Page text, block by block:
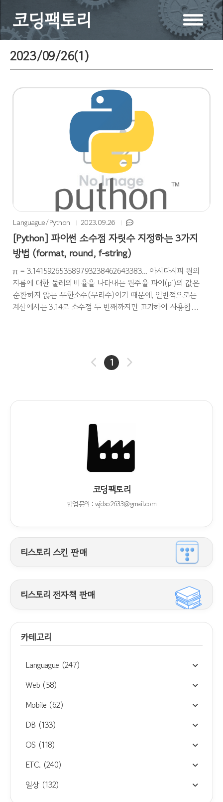
코딩팩토리
코딩팩토리
협업문의 : wjdxo2633@gmail.com
티스토리 스킨 판매
티스토리 전자책 판매
카테고리
Languague (247)
Web (58)
Mobile (62)
DB (133)
OS (118)
ETC. (240)
일상 (132)
2023/09/26(1)
Languague/Python 2023.09.26
[Python] 파이썬 소수점 자릿수 지정하는 3가지
방법 (format, round, f-string)
π = 3.141592653589793238462643383... 아시다시피 원의
지름에 대한 둘레의 비율을 나타내는 원주율 파이(pi)의 값은
순환하지 않는 무한소수(무리수)이기 때문에, 일반적으로는
계산에서는 3.14로 소수점 두 번째까지만 표기하여 사용합니
법에 대해 알아보겠습니다. 파이썬 소수점 자릿수 지정하기
round() 함수 사용 num = 3.14159265 format_num =
1